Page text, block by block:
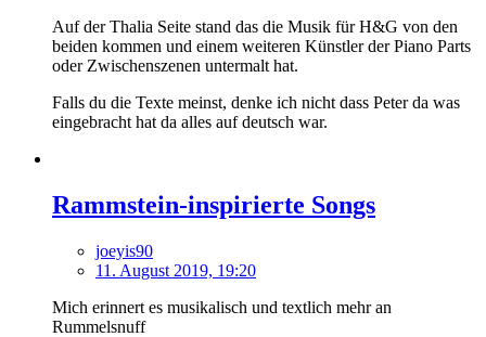
Auf der Thalia Seite stand das die Musik für H&G von den
beiden kommen und einem weiteren Künstler der Piano Parts
oder Zwischenszenen untermalt hat.
Falls du die Texte meinst, denke ich nicht dass Peter da was
eingebracht hat da alles auf deutsch war.
Rammstein-inspirierte Songs
joeyis90
11. August 2019, 19:20
Mich erinnert es musikalisch und textlich mehr an
Rummelsnuff